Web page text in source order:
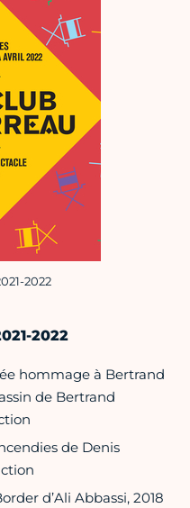
2022
2022
hommage à Bertrand
de Bertrand
de Denis
d’Ali Abbassi, 2018